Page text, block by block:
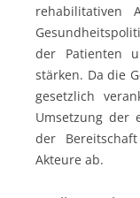
rehabilitativen
der Patienten
stärken. Da die
gesetzlich
Umsetzung der
der
Akteure ab.